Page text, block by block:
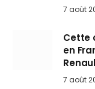
7 août
Cette
en
7 août